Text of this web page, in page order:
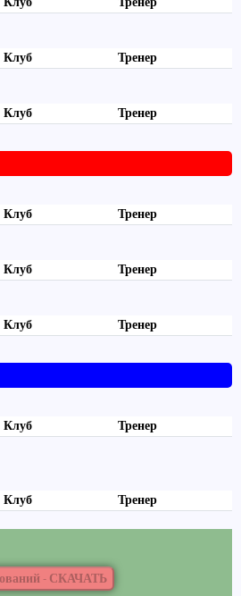
Клуб Тренер
Клуб Тренер
Клуб Тренер
Клуб Тренер
Клуб Тренер
Клуб Тренер
Клуб Тренер